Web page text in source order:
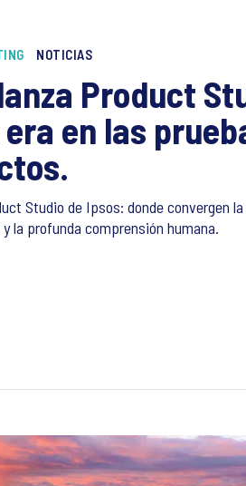
NOTICIAS
Product
en las
Studio de Ipsos: donde convergen
la profunda comprensión humana.